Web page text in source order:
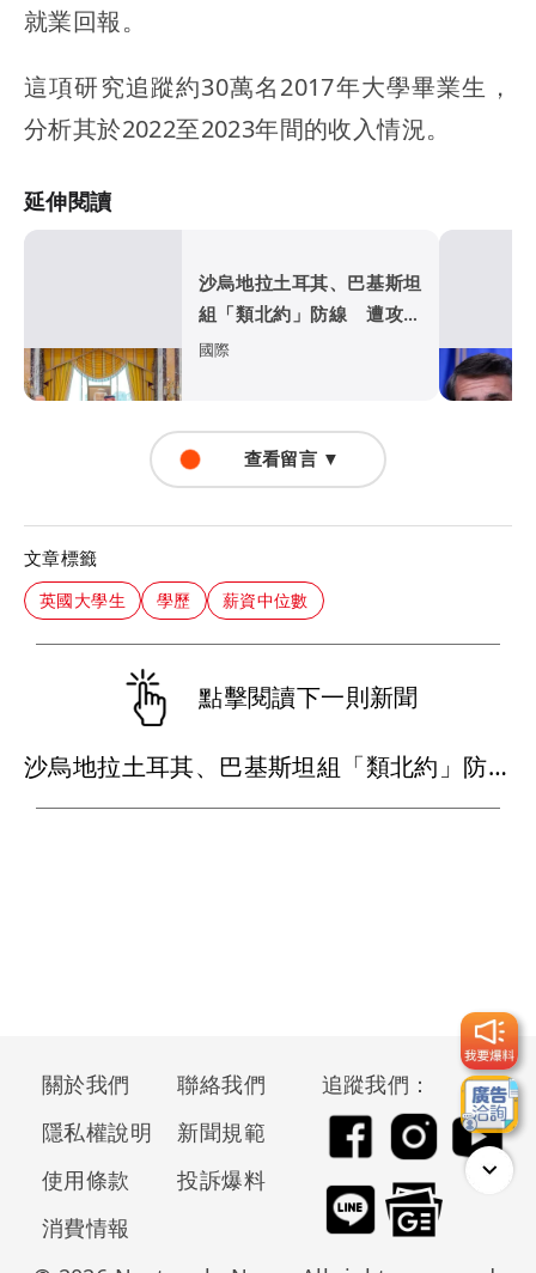
就業回報。
這項研究追蹤約30萬名2017年大學畢業生，
分析其於2022至2023年間的收入情況。
延伸閱讀
沙烏地拉土耳其、巴基斯坦
組「類北約」防線 遭攻擊
視同三國開戰
國際
查看留言 ▼
文章標籤
英國大學生 學歷 薪資中位數
點擊閱讀下一則新聞
沙烏地拉土耳其、巴基斯坦組「類北約」防線 遭攻擊視同三國開戰
關於我們
聯絡我們
隱私權說明
新聞規範
使用條款
投訴爆料
消費情報
追蹤我們：